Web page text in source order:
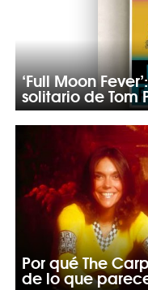
‘Full Moon
solitario de Tom
Por qué The
de lo que